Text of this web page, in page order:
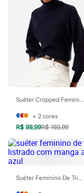
Shorts e Saias
Vestidos
Masculino
Em alta
Inverno
Novidades
Roupas
Calças
Camisetas e Regatas
Jeans
Polos
Acessórios
Bolsas e Mochilas
Chapéus e Bonés
Cintos
Óculos
Relógios
Suéter Cropped Feminino De Tricot Manga Bufante Canelado Azul
+ 2 cores
R$ 99,99R$ 169,99
Suéter Feminino De Tricô Listrado Com Manga Ampla Azul